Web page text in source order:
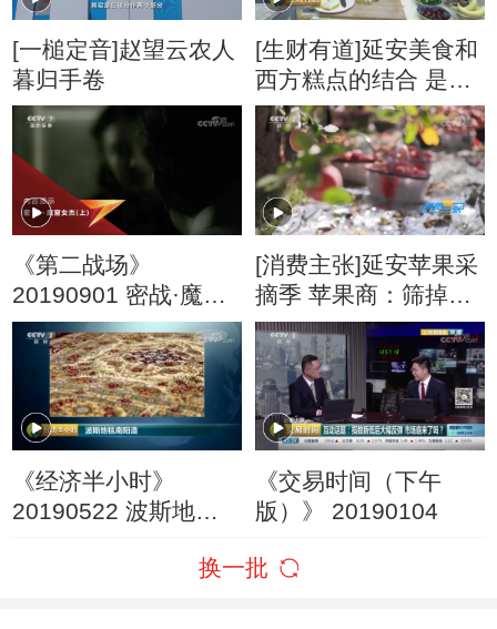
[一槌定音]赵望云农人
暮归手卷
[生财有道]延安美食和
西方糕点的结合 是不
是很让人惊艳？
《第二战场》
20190901 密战·魔窟
女杰（上）
[消费主张]延安苹果采
摘季 苹果商：筛掉次
果 保证优果优价！
《经济半小时》
20190522 波斯地毯
《交易时间（下午
版）》 20190104
换一批